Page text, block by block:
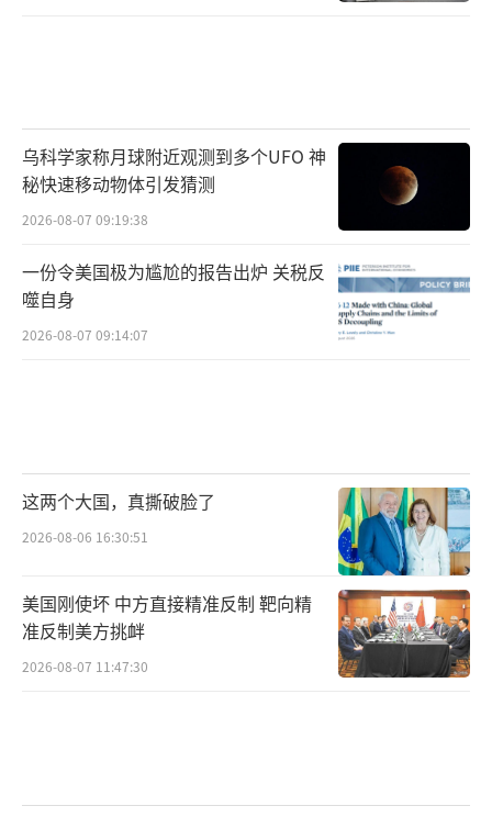
乌科学家称月球附近观测到多个UFO 神
秘快速移动物体引发猜测
2026-08-07 09:19:38
一份令美国极为尴尬的报告出炉 关税反
噬自身
2026-08-07 09:14:07
这两个大国，真撕破脸了
2026-08-06 16:30:51
美国刚使坏 中方直接精准反制 靶向精
准反制美方挑衅
2026-08-07 11:47:30